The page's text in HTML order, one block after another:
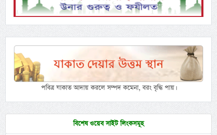
পবিত্র যাকাত আদায় করলে সম্পদ কমেনা, বরং বৃদ্ধি পায়।
বিশেষ ওয়েব সাইট লিংকসমূহ